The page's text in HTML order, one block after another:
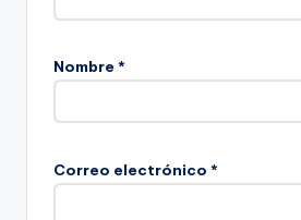
Nombre *
Correo electrónico *